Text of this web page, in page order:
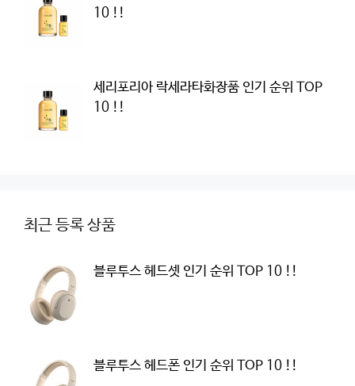
10 !!
세리포리아 락세라타화장품 인기 순위 TOP
10 !!
최근 등록 상품
블루투스 헤드셋 인기 순위 TOP 10 !!
블루투스 헤드폰 인기 순위 TOP 10 !!